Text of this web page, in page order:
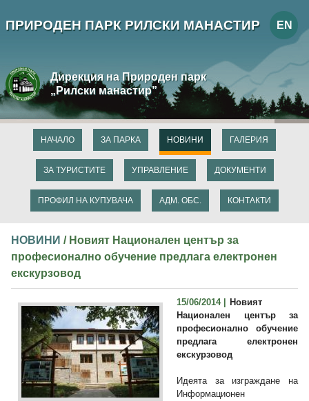
ПРИРОДЕН ПАРК РИЛСКИ МАНАСТИР EN
Дирекция на Природен парк
„Рилски манастир”
НАЧАЛО ЗА ПАРКА НОВИНИ
ЗА ТУРИСТИТЕ УПРАВЛЕНИЕ
ПРОФИЛ НА КУПУВАЧА
ДОКУМЕНТИ
ГАЛЕРИЯ
АДМ. ОБС. КОНТАКТИ
НОВИНИ / Новият Национален център за
професионално обучение предлага електронен
екскурзовод
15/06/2014 |
Новият
Национален център за
професионално обучение
предлага електронен
екскурзовод
Идеята за изграждане на
Информационен